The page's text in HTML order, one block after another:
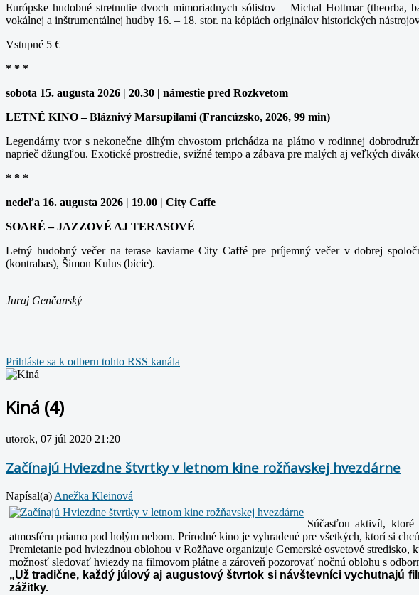
Európske hudobné stretnutie dvoch mimoriadnych sólistov – Michal Hottmar (theorba,
vokálnej a inštrumentálnej hudby 16. – 18. stor. na kópiách originálov historických
Vstupné 5 €
* * *
sobota 15. augusta 2026 | 20.30 | námestie pred Rozkvetom
LETNÉ KINO – Bláznivý Marsupilami (Francúzsko, 2026, 99 min)
Legendárny tvor s nekonečne dlhým chvostom prichádza na plátno v rodinnej
naprieč džungľou. Exotické prostredie, svižné tempo a zábava pre malých aj veľkých
* * *
nedeľa 16. augusta 2026 | 19.00 | City Caffe
SOARÉ – JAZZOVÉ AJ TERASOVÉ
Letný hudobný večer na terase kaviarne City Caffé pre príjemný večer v dobrej
(kontrabas), Šimon Kulus (bicie).
Juraj Genčanský
Prihláste sa k odberu tohto RSS kanála
Kiná (4)
utorok, 07 júl 2020 21:20
Začínajú Hviezdne štvrtky v letnom kine rožňavskej hvezdárne
Napísal(a) Anežka Kleinová
Súčasťou aktivít,
atmosféru priamo pod holým nebom. Prírodné kino je vyhradené pre všetkých, ktorí si
Premietanie pod hviezdnou oblohou v Rožňave organizuje Gemerské osvetové stredisko,
možnosť sledovať hviezdy na filmovom plátne a zároveň pozorovať nočnú oblohu s
„Už tradične, každý júlový aj augustový štvrtok si návštevníci vychutnajú
zážitky.